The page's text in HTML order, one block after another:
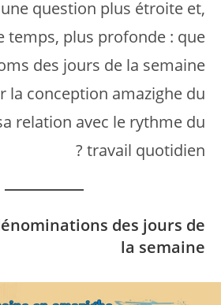
une question plus étroite et,
temps, plus profonde : que
des jours de la semaine
la conception amazighe du
relation avec le rythme du
travail quotidien ?
des jours de
la semaine